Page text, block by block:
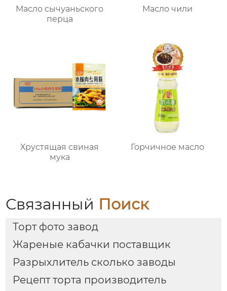
Масло сычуаньского
перца
Масло чили
Хрустящая свиная
мука
Горчичное масло
Связанный Поиск
Торт фото завод
Жареные кабачки поставщик
Разрыхлитель сколько заводы
Рецепт торта производитель